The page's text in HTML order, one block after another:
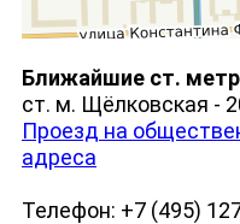
Ближайшие ст.
ст. м. Щёлковская -
Проезд на
адреса
Телефон: +7 (495)